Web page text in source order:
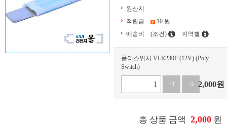
원산지
적립금
10 원
배송비
(조건) 지역별
폴리스위치 VLR230F (12V) (Poly
Switch)
+1 -1 2,000원
총 상품 금액 2,000 원